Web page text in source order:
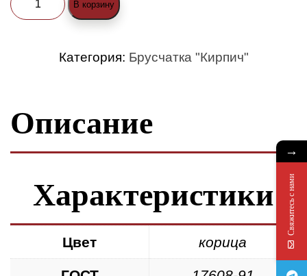
товара
корица
В корзину
Категория: Брусчатка "Кирпич"
Описание
Характеристики
Цвет корица
→
Свяжитесь с нами